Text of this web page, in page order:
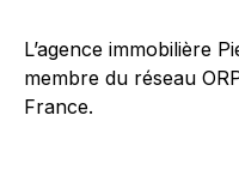
L’agence immobilière
membre du réseau
France.